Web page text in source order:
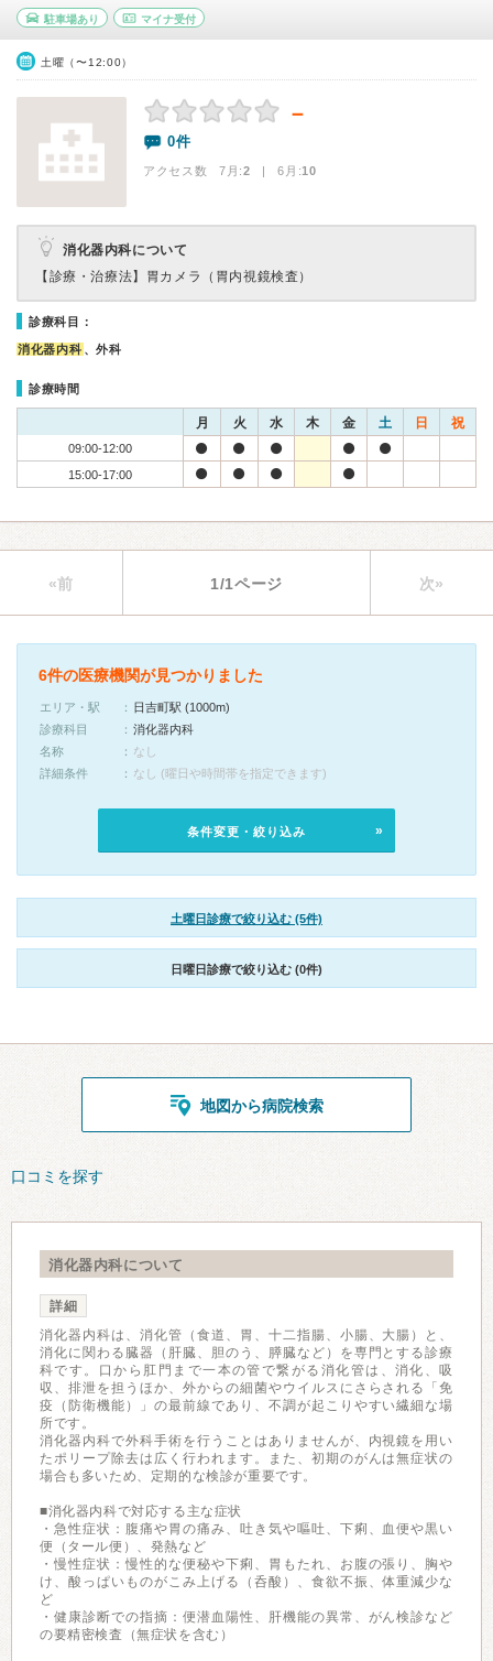
駐車場あり マイナ受付
土曜（〜12:00）
－
0件
アクセス数 7月:2 | 6月:10
消化器内科について
【診療・治療法】 胃カメラ（胃内視鏡検査）
診療科目：
消化器内科 、外科
診療時間
月 火 水 木 金 土 日 祝
09:00-12:00
15:00-17:00
«前 1/1ページ 次»
6件の医療機関が見つかりました
エリア・駅
日吉町駅 (1000m)
診療科目
消化器内科
名称
なし
詳細条件
なし (曜日や時間帯を指定できます)
条件変更・絞り込み
土曜日診療で絞り込む (5件)
日曜日診療で絞り込む (0件)
地図から病院検索
口コミを探す
消化器内科について
詳細
消化器内科は、消化管（食道、胃、十二指腸、小腸、大腸）と、
消化に関わる臓器（肝臓、胆のう、膵臓など）を専門とする診療
科です。口から肛門まで一本の管で繋がる消化管は、消化、吸
収、排泄を担うほか、外からの細菌やウイルスにさらされる「免
疫（防衛機能）」の最前線であり、不調が起こりやすい繊細な場
所です。
消化器内科で外科手術を行うことはありませんが、内視鏡を用い
たポリープ除去は広く行われます。また、初期のがんは無症状の
場合も多いため、定期的な検診が重要です。
■消化器内科で対応する主な症状
・急性症状：腹痛や胃の痛み、吐き気や嘔吐、下痢、血便や黒い
便（タール便）、発熱など
・慢性症状：慢性的な便秘や下痢、胃もたれ、お腹の張り、胸や
け、酸っぱいものがこみ上げる（呑酸）、食欲不振、体重減少な
ど
・健康診断での指摘：便潜血陽性、肝機能の異常、がん検診など
の要精密検査（無症状を含む）